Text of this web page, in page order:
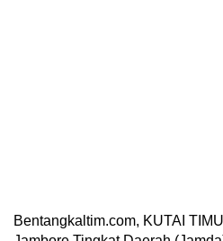
Bentangkaltim.com, KUTAI